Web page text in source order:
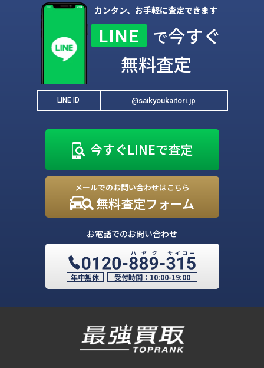
カンタン、お手軽に査定できます
LINE で今すぐ
無料査定
LINE ID @saikyoukaitori.jp
今すぐLINEで査定
メールでのお問い合わせはこちら
無料査定フォーム
お電話でのお問い合わせ
年中無休 受付時間： 10:00-19:00